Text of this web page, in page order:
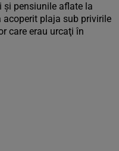
şi pensiunile aflate la
plaja sub privirile
care erau urcaţi în